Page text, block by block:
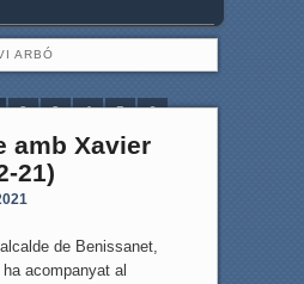
ARBÓ
2 3 4 5 6
amb Xavier
21)
de Benissanet,
acompanyat al